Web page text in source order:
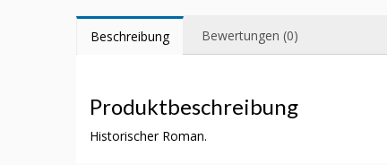
Beschreibung Bewertungen (0)
Produktbeschreibung
Historischer Roman.